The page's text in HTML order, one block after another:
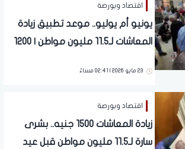
اقتصاد وبورصة
يونيو أم يوليو.. موعد تطبيق زيادة
المعاشات لـ11.5 مليون مواطن | 1200
23 مايو 2026 | 02:41 مساءً
اقتصاد وبورصة
زيادة المعاشات 1500 جنيه.. بشرى
سارة لـ11.5 مليون مواطن قبل عيد